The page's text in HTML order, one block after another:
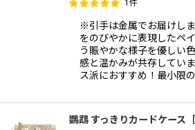
1 件
※引手は金属でお届けし
をのびやかに表現したペ
う賑やかな様子を優しい
感と温かみが共存してい
ス派におすすめ！最小限
鸚鵡 すっきりカードケース［